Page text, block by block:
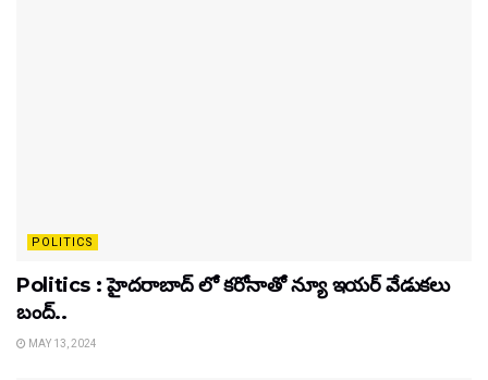
POLITICS
Politics : హైదరాబాద్ లో కరోనాతో న్యూ ఇయర్ వేడుకలు
బంద్..
MAY 13, 2024